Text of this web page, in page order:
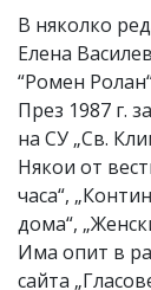
В няколко
Елена
“Ромен
През 1987 г.
на СУ „Св.
Някои от
часа“,
дома“,
Има опит в
сайта